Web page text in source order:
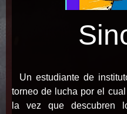
Un estudiante de
torneo de lucha por el
la vez que descubren